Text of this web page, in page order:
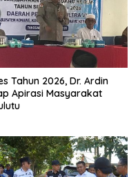
Tahun 2026, Dr. Ardin
Apirasi Masyarakat